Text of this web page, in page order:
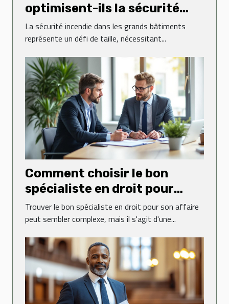
optimisent-ils la sécurité
dans les grands bâtiments ?
La sécurité incendie dans les grands bâtiments
représente un défi de taille, nécessitant...
Comment choisir le bon
spécialiste en droit pour
votre affaire ?
Trouver le bon spécialiste en droit pour son affaire
peut sembler complexe, mais il s'agit d'une...